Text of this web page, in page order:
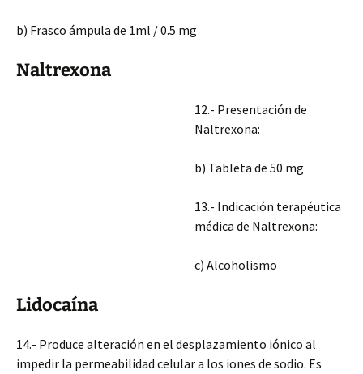
b) Frasco ámpula de 1ml / 0.5 mg
Naltrexona
12.- Presentación de
Naltrexona:
b) Tableta de 50 mg
13.- Indicación terapéutica
médica de Naltrexona:
c) Alcoholismo
Lidocaína
14.- Produce alteración en el desplazamiento iónico al
impedir la permeabilidad celular a los iones de sodio. Es